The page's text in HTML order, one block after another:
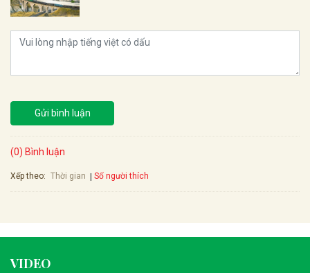
Gửi bình luận
(0) Bình luận
Xếp theo: Thời gian Số người thích
VIDEO